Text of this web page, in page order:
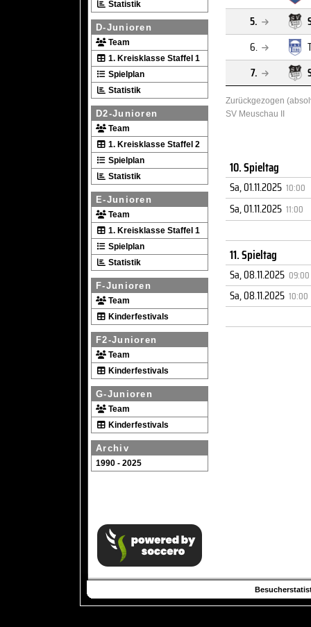
Statistik
D-Junioren
Team
1. Kreisklasse Staffel 1
Spielplan
Statistik
D2-Junioren
Team
1. Kreisklasse Staffel 2
Spielplan
Statistik
E-Junioren
Team
1. Kreisklasse Staffel 1
Spielplan
Statistik
F-Junioren
Team
Kinderfestivals
F2-Junioren
Team
Kinderfestivals
G-Junioren
Team
Kinderfestivals
Archiv
1990 - 2025
5.
6.
7.
Zurückgezogen
SV Meuschau II
10. Spieltag
Sa, 01.11.2025 10:00
Sa, 01.11.2025 11:00
11. Spieltag
Sa, 08.11.2025 09:00
Sa, 08.11.2025 10:00